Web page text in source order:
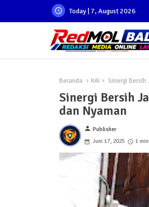
Today | 7, August 2026
Beranda KAI Sinergi Bersih
Sinergi Bersih
dan Nyaman
person Publisher
Juni 17, 2025
1